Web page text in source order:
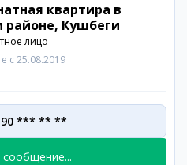
квартира в
районе, Кушбеги
лицо
с 25.08.2019
90 *** ** **
сообщение...